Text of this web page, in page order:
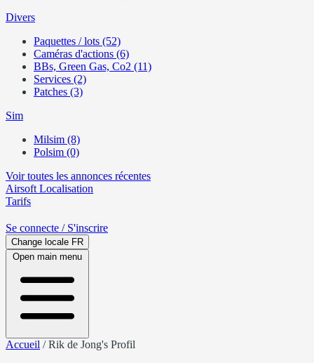
Divers
Paquettes / lots (52)
Caméras d'actions (6)
BBs, Green Gas, Co2 (11)
Services (2)
Patches (3)
Sim
Milsim (8)
Polsim (0)
Voir toutes les annonces récentes
Airsoft Localisation
Tarifs
Se connecte / S'inscrire
Change locale FR
Open main menu
Accueil /Rik de Jong's Profil